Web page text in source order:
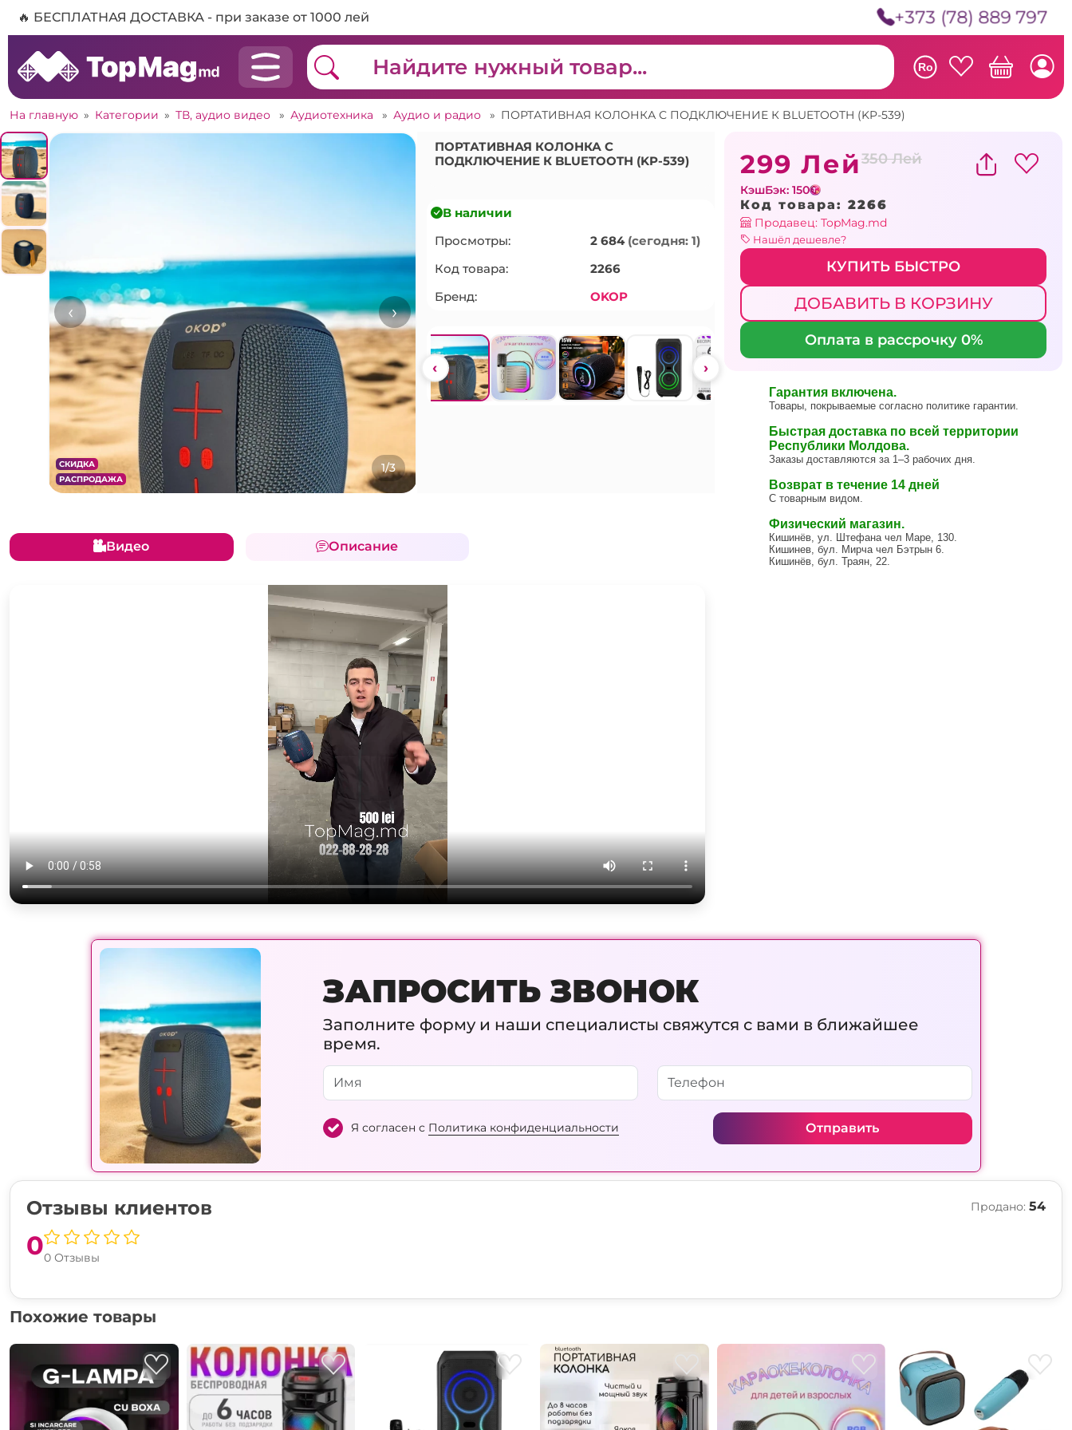
🔥 БЕСПЛАТНАЯ ДОСТАВКА - при заказе от 1000 лей +373 (78) 889 797
Ro
На главную » Категории » ТВ, аудио видео » Аудиотехника » Аудио и радио » ПОРТАТИВНАЯ КОЛОНКА С ПОДКЛЮЧЕНИЕ К BLUETOOTH (KP-539)
СКИДКА
РАСПРОДАЖА
1/3
‹ ›
ПОРТАТИВНАЯ КОЛОНКА С
ПОДКЛЮЧЕНИЕ К BLUETOOTH (KP-539)
В наличии
Просмотры:
2 684 (сегодня: 1)
Код товара:
2266
Бренд:
OKOP
‹ ›
Видео Описание
299 Лей350 Лей
КэшБэк: 150
Код товара: 2266
Продавец: TopMag.md
Нашёл дешевле?
КУПИТЬ БЫСТРО
ДОБАВИТЬ В КОРЗИНУ
Оплата в рассрочку 0%
Гарантия включена.
Товары, покрываемые согласно политике гарантии.
Быстрая доставка по всей территории
Республики Молдова.
Заказы доставляются за 1–3 рабочих дня.
Возврат в течение 14 дней
С товарным видом.
Физический магазин.
Кишинёв, ул. Штефана чел Маре, 130.
Кишинев, бул. Мирча чел Бэтрын 6.
Кишинёв, бул. Траян, 22.
ЗАПРОСИТЬ ЗВОНОК
Заполните форму и наши специалисты свяжутся с вами в ближайшее
время.
Я согласен с Политика конфиденциальности Отправить
Отзывы клиентов
00 Отзывы
Продано: 54
Похожие товары